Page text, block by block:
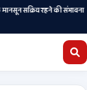
सक्रिय रहने की संभावना •